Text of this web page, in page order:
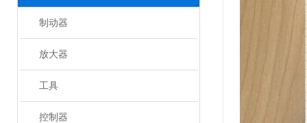
制动器
放大器
工具
控制器